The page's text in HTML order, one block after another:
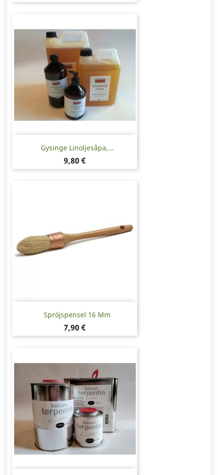
Gysinge Linoljesåpa,...
Pris
9,80 €
Spröjspensel 16 Mm
Pris
7,90 €